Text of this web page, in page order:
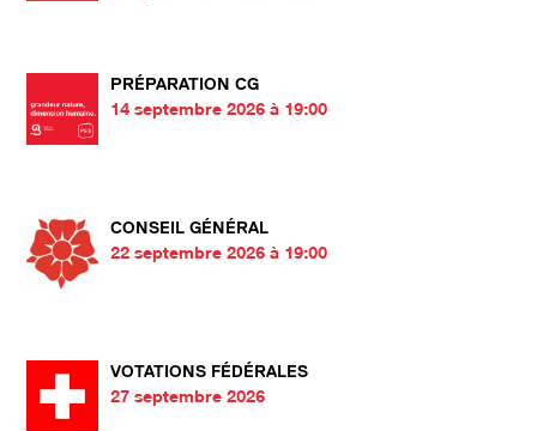
PRÉPARATION CG
14 septembre 2026 à 19:00
CONSEIL GÉNÉRAL
22 septembre 2026 à 19:00
VOTATIONS FÉDÉRALES
27 septembre 2026